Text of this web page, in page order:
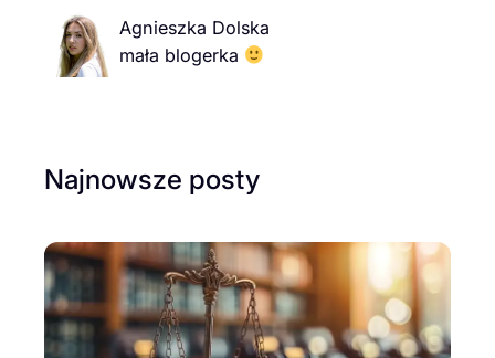
Agnieszka Dolska
mała blogerka
Najnowsze posty